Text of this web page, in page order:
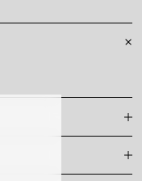
함에 따라 달라집니다. 물
수 있지만, 디자인에 따라